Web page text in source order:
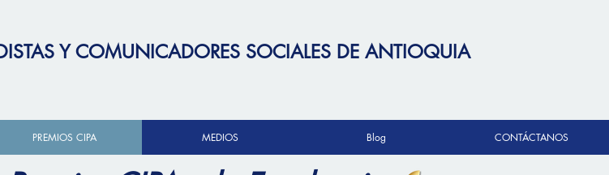
Y COMUNICADORES SOCIALES DE ANTIOQUIA
PREMIOS CIPA MEDIOS Blog CONTÁCTANOS